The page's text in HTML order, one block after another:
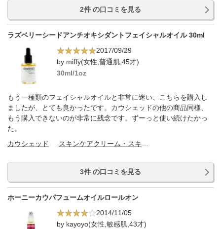
2件 の口コミを見る
ラズベリーシードアンチオキシダントフェイシャルオイル 30ml
2017/09/29
by miffy(女性,普通肌,45才)
30ml/1oz
もう一種類のフェイシャルオイルと非常に迷い、こちらを購入し
ましたが、とても良かったです。カウシェッドの他の商品同様、
もう購入できないのが非常に残念です。ずーっと使い続けたかっ
た。
カウシェッド
3件 の口コミを見る
ホーニーカウパフュームオイルロールオン
2014/11/05
by kayoyo(女性,敏感肌,43才)